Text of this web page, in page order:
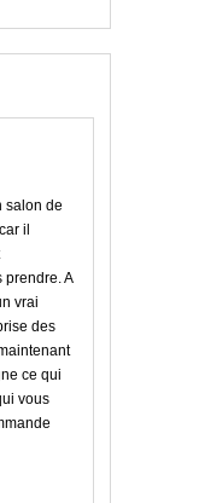
salon de
il
prendre. A
vrai
des
ce qui
vous